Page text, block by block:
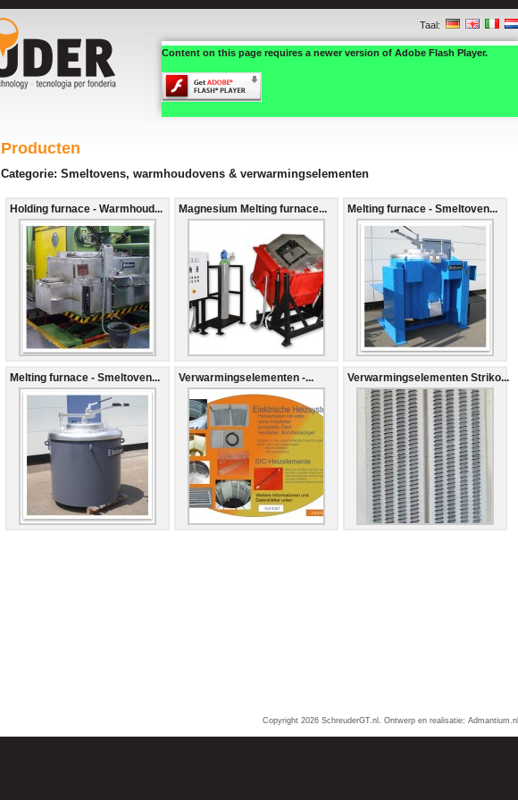
Taal:
Content on this page requires a newer version of Adobe Flash Player.
Producten
Categorie: Smeltovens, warmhoudovens & verwarmingselementen
Holding furnace - Warmhoud... Magnesium Melting furnace... Melting furnace - Smeltoven...
Melting furnace - Smeltoven... Verwarmingselementen -... Verwarmingselementen Striko...
Copyright 2026 SchreuderGT.nl . Ontwerp en realisatie: Admantium.nl